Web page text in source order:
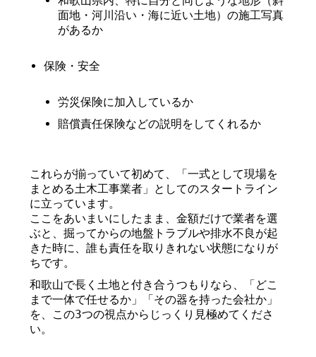
面地・河川沿い・海に近い土地）の施工写真
があるか
保険・安全
労災保険に加入しているか
賠償責任保険などの説明をしてくれるか
これらが揃っていて初めて、「一式として現場を
まとめる土木工事業者」としてのスタートライン
に立っています。
ここをあいまいにしたまま、金額だけで業者を選
ぶと、掘ってからの地盤トラブルや排水不良が起
きた時に、誰も責任を取りきれない状態になりが
ちです。
和歌山で長く土地と付き合うつもりなら、「どこ
まで一体で任せるか」「その器を持った会社か」
を、この3つの視点からじっくり見極めてくださ
い。